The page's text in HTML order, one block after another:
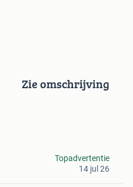
Zie omschrijving
Topadvertentie
14 jul 26